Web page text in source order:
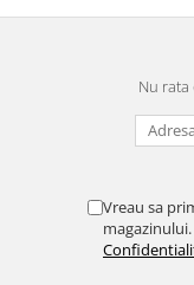
Nu
Vreau sa